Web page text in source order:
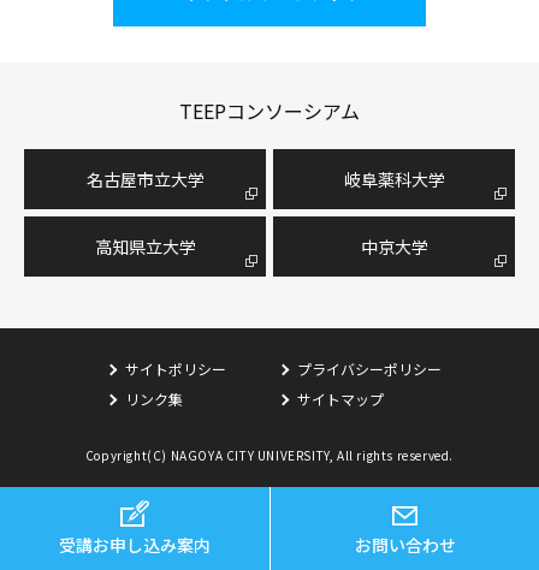
TEEPコンソーシアム
名古屋市⽴⼤学 岐阜薬科大学
高知県立大学 中京大学
サイトポリシー
プライバシーポリシー
リンク集
サイトマップ
Copyright(C) NAGOYA CITY UNIVERSITY, All rights reserved.
受講お申し込み案内 お問い合わせ